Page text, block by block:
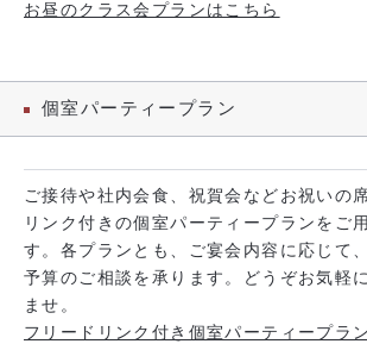
お昼のクラス会プランはこちら
個室パーティープラン
ご接待や社内会食、祝賀会などお祝いの
リンク付きの個室パーティープランをご
す。各プランとも、ご宴会内容に応じて
予算のご相談を承ります。どうぞお気軽
ませ。
フリードリンク付き個室パーティープラ